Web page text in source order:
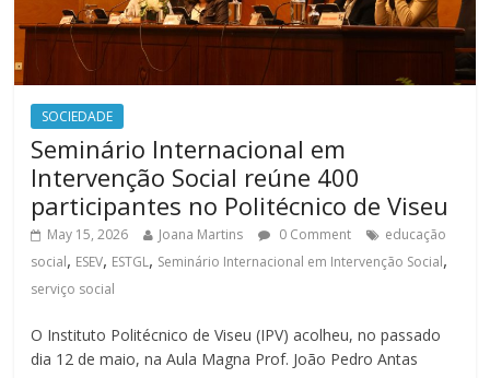
SOCIEDADE
Seminário Internacional em
Intervenção Social reúne 400
participantes no Politécnico de Viseu
May 15, 2026 Joana Martins 0 Comment
educação
social, ESEV, ESTGL, Seminário Internacional em Intervenção Social,
serviço social
O Instituto Politécnico de Viseu (IPV) acolheu, no passado
dia 12 de maio, na Aula Magna Prof. João Pedro Antas